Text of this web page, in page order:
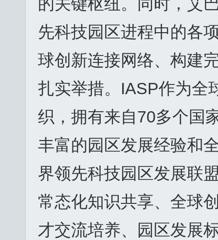
先科技园区进程中的各
球创新连接网络、构建
扎实举措。IASP作为全
织，拥有来自70多个国
丰富的园区发展经验和
界领先科技园区发展联
常态化知识共享、全球
才交流培养、园区发展